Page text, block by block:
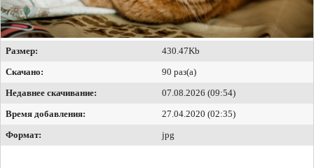
Размер:
430.47Kb
Скачано:
90 раз(а)
Недавнее скачивание:
07.08.2026 (09:54)
Время добавления:
27.04.2020 (02:35)
Формат:
jpg